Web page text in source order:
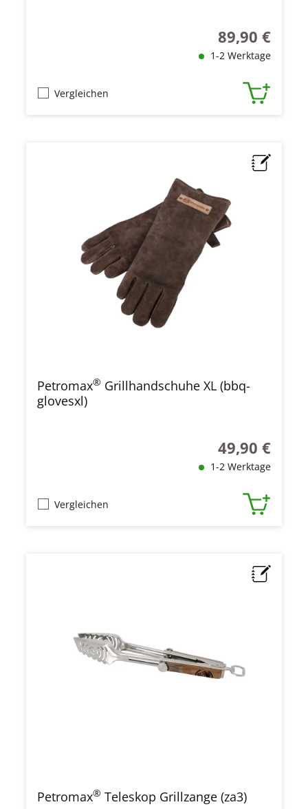
Regulärer Preis:
89,90 €
1-2 Werktage
Vergleichen
Petromax® Grillhandschuhe XL (bbq-
glovesxl)
Regulärer Preis:
49,90 €
1-2 Werktage
Vergleichen
Petromax® Teleskop Grillzange (za3)